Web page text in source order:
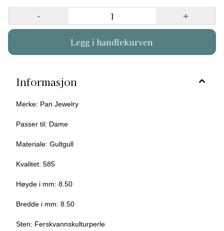
- +
Informasjon
Merke: Pan Jewelry
Passer til: Dame
Materiale: Gultgull
Kvalitet: 585
Høyde i mm: 8.50
Bredde i mm: 8.50
Sten: Ferskvannskulturperle